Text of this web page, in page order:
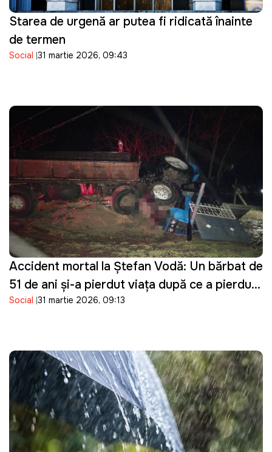
Starea de urgență ar putea fi ridicată înainte
de termen
Social 31 martie 2026, 09:43
Accident mortal la Ștefan Vodă: Un bărbat de
51 de ani și-a pierdut viața după ce a pierdut
controlul asupra tractorului pe care îl
Social 31 martie 2026, 09:13